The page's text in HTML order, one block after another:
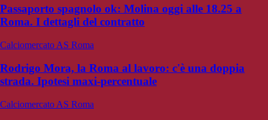
Passaporto spagnolo ok: Molina oggi alle 18.25 a
Roma. I dettagli del contratto
Calciomercato AS Roma
Rodrigo Mora, la Roma al lavoro: c'è una doppia
strada. Ipotesi maxi-percentuale
Calciomercato AS Roma